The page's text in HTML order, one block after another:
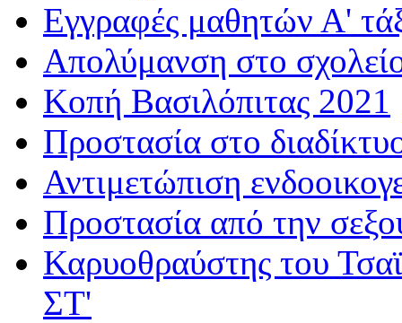
Εγγραφές μαθητών Α'
Απολύμανση στο
Κοπή Βασιλόπιτας 2021
Προστασία στο
Αντιμετώπιση
Προστασία από την
Καρυοθραύστης του
ΣΤ'